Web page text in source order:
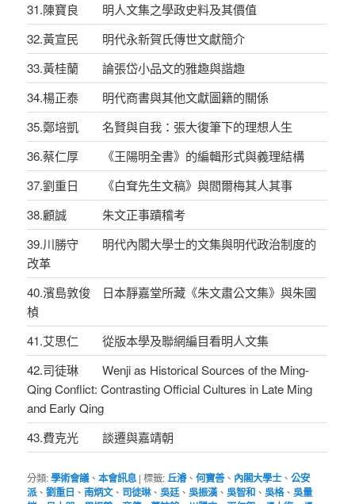
31.陳寶良 明人文集之學政史料及其價值
32.黃宣民 明代永新賀氏傳世文獻簡介
33.黃桂蘭 論張岱小品文的雅趣與諧趣
34.楊正泰 明代商書與其他文獻圖籍的關係
35.鄭培凱 名賢與自我：張大復筆下的理想人生
36.蔡仁厚 《王陽明全書》的編輯形式與義理結構
37.劉重日 《白耷先生文稿》與閻爾梅其人其事
38.顧誠 朱文正事蹟稽考
39.川勝守 明代內閣大學士的文集與明代政治制度的
改革
40.濱島敦俊 日本靜嘉堂所藏《朱文肅公文集》與朱國
楨
41.艾思仁 從版本學及聯網編目看明人文集
42.司徒琳 Wenji as Historical Sources of the Ming-
Qing Conflict: Contrasting Official Cultures in Late Ming
and Early Qing
43.費克光 談遷與嘉靖朝
分類:學術會議、本會訊息 |標籤:丘濬、何寶善、 內閣大學士、公安
派、劉重日 、南炳文、 司徒琳、吳廷、吳振漢、吳智和 、吳格、吳量